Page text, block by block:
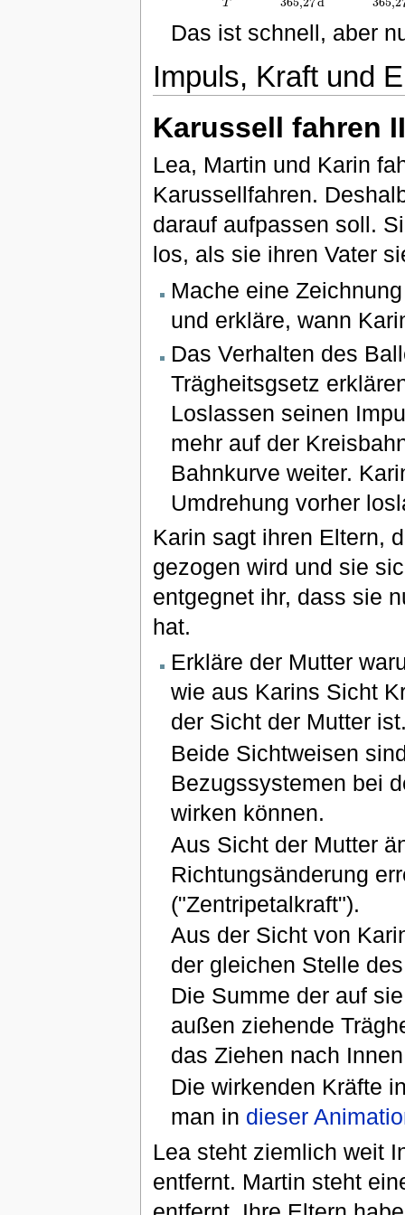
T
Das ist schnell, aber
Impuls, Kraft und
Karussell fahren II
Lea, Martin und Karin
Karussellfahren.
darauf aufpassen soll.
los, als sie ihren Vater
Mache eine
und erkläre, wann
Das Verhalten des
Trägheitsgsetz
Loslassen seinen
mehr auf der
Bahnkurve weiter.
Umdrehung vorher
Karin sagt ihren Eltern,
gezogen wird und sie
entgegnet ihr, dass sie
hat.
Erkläre der Mutter
wie aus Karins Sicht
der Sicht der Mutter
Beide Sichtweisen
Bezugssystemen bei
wirken können.
Aus Sicht der Mutter
Richtungsänderung
("Zentripetalkraft").
Aus der Sicht von
der gleichen Stelle
Die Summe der auf
außen ziehende
das Ziehen nach
Die wirkenden Kräfte
man in dieser
Lea steht ziemlich weit
entfernt. Martin steht